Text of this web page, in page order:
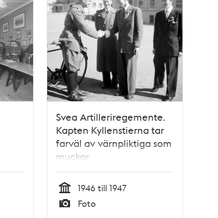
Svea Artilleriregemente.
Kapten Kyllenstierna tar
farväl av värnpliktiga som
muckar
Tid
1946 till 1947
Foto